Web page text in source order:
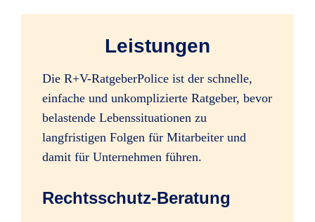
Leistungen
Die R+V-RatgeberPolice ist der schnelle,
einfache und unkomplizierte Ratgeber, bevor
belastende Lebenssituationen zu
langfristigen Folgen für Mitarbeiter und
damit für Unternehmen führen.
Rechtsschutz-Beratung